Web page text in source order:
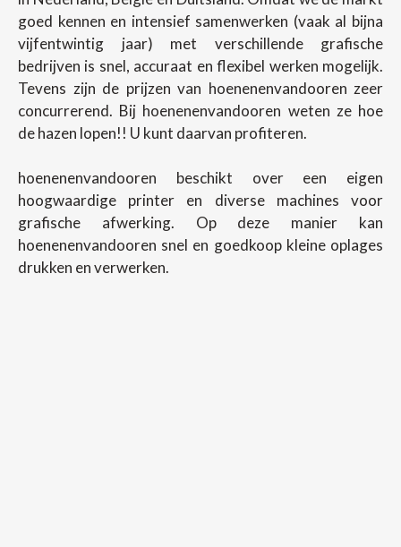
goed kennen en intensief samenwerken (vaak al bijna
vijfentwintig jaar) met verschillende grafische
bedrijven is snel, accuraat en flexibel werken mogelijk.
Tevens zijn de prijzen van hoenenenvandooren zeer
concurrerend. Bij hoenenenvandooren weten ze hoe
de hazen lopen!! U kunt daarvan profiteren.
hoenenenvandooren beschikt over een eigen
hoogwaardige printer en diverse machines voor
grafische afwerking. Op deze manier kan
hoenenenvandooren snel en goedkoop kleine oplages
drukken en verwerken.